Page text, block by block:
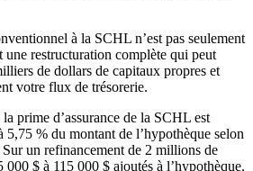
à la SCHL n’est pas seulement
restructuration complète qui peut
de dollars de capitaux propres et
votre flux de trésorerie.
prime d’assurance de la SCHL est
5,75 % du montant de l’hypothèque selon
un refinancement de 2 millions de
000 $ à 115 000 $ ajoutés à l’hypothèque.